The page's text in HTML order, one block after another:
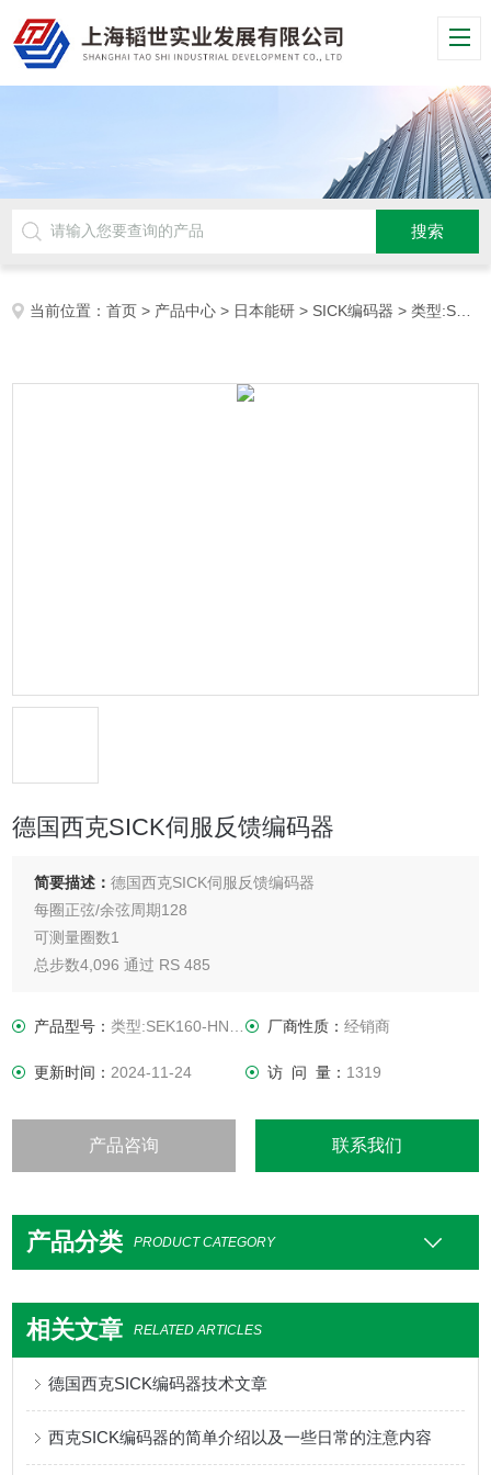
当前位置：首页 > 产品中心 > 日本能研 > SICK编码器 > 类型:SEK160-HN110AK02德国西克SICK伺服反馈编码器
德国西克SICK伺服反馈编码器
简要描述：德国西克SICK伺服反馈编码器
每圈正弦/余弦周期128
可测量圈数1
总步数4,096 通过 RS 485
积分非线性± 72 ″, 估算正弦/余弦信号的误差限值, 处于公称位
产品型号： 类型:SEK160-HN110AK02 厂商性质： 经销商
更新时间：2024-11-24 访 问 量： 1319
产品咨询 联系我们
产品分类 PRODUCT CATEGORY
相关文章 RELATED ARTICLES
德国西克SICK编码器技术文章
西克SICK编码器的简单介绍以及一些日常的注意内容